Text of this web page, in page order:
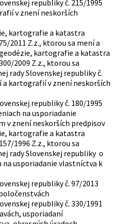
republiky č. 215/1995
v znení neskorších
kartografie a katastra
2011 Z.z., ktorou sa mení a
kartografie a katastra
2009 Z.z., ktorou sa
rady Slovenskej republiky č.
a kartografií v znení neskorších
republiky č. 180/1995
na usporiadanie
v znení neskorších predpisov
kartografie a katastra
1996 Z.z., ktorou sa
rady Slovenskej republiky o
usporiadanie vlastníctva k
republiky č. 97/2013
republiky č. 330/1991
usporiadaní